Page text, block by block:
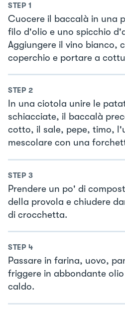
STEP 1
Cuocere il baccalà in una
filo d'olio e uno spicchio
Aggiungere il vino bianco,
coperchio e portare a
STEP 2
In una ciotola unire le
schiacciate, il baccalà
cotto, il sale, pepe, timo,
mescolare con una
STEP 3
Prendere un po' di
della provola e chiudere
di crocchetta.
STEP 4
Passare in farina, uovo,
friggere in abbondante olio
caldo.